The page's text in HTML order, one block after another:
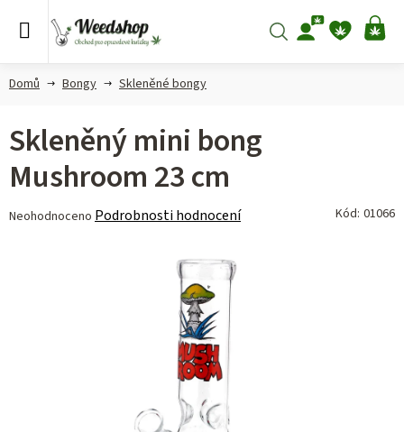
Hledat
Domů Bongy Skleněné bongy
Skleněný mini bong
Mushroom 23 cm
Průměrné
Neohodnoceno Podrobnosti hodnocení Kód: 01066